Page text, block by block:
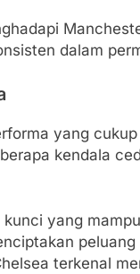
dalam
yang
kendala
yang
terkenal